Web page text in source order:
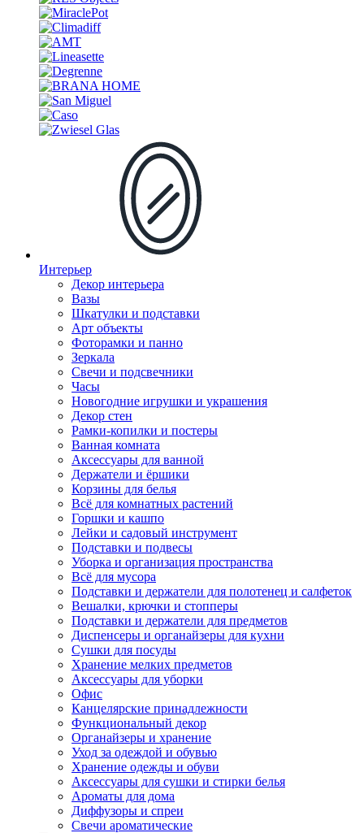
Интерьер
Декор интерьера
Вазы
Шкатулки и подставки
Арт объекты
Фоторамки и панно
Зеркала
Свечи и подсвечники
Часы
Новогодние игрушки и украшения
Декор стен
Рамки-копилки и постеры
Ванная комната
Аксессуары для ванной
Держатели и ёршики
Корзины для белья
Всё для комнатных растений
Горшки и кашпо
Лейки и садовый инструмент
Подставки и подвесы
Уборка и организация пространства
Всё для мусора
Подставки и держатели для полотенец и салфеток
Вешалки, крючки и стопперы
Подставки и держатели для предметов
Диспенсеры и органайзеры для кухни
Сушки для посуды
Хранение мелких предметов
Аксессуары для уборки
Офис
Канцелярские принадлежности
Функциональный декор
Органайзеры и хранение
Уход за одеждой и обувью
Хранение одежды и обуви
Аксессуары для сушки и стирки белья
Ароматы для дома
Диффузоры и спреи
Свечи ароматические